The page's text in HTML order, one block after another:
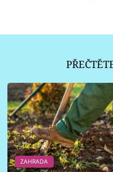
ZAHRADA